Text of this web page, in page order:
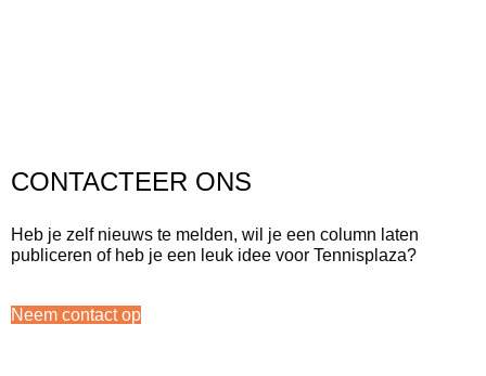
CONTACTEER ONS
Heb je zelf nieuws te melden, wil je een column laten
publiceren of heb je een leuk idee voor Tennisplaza?
Neem contact op